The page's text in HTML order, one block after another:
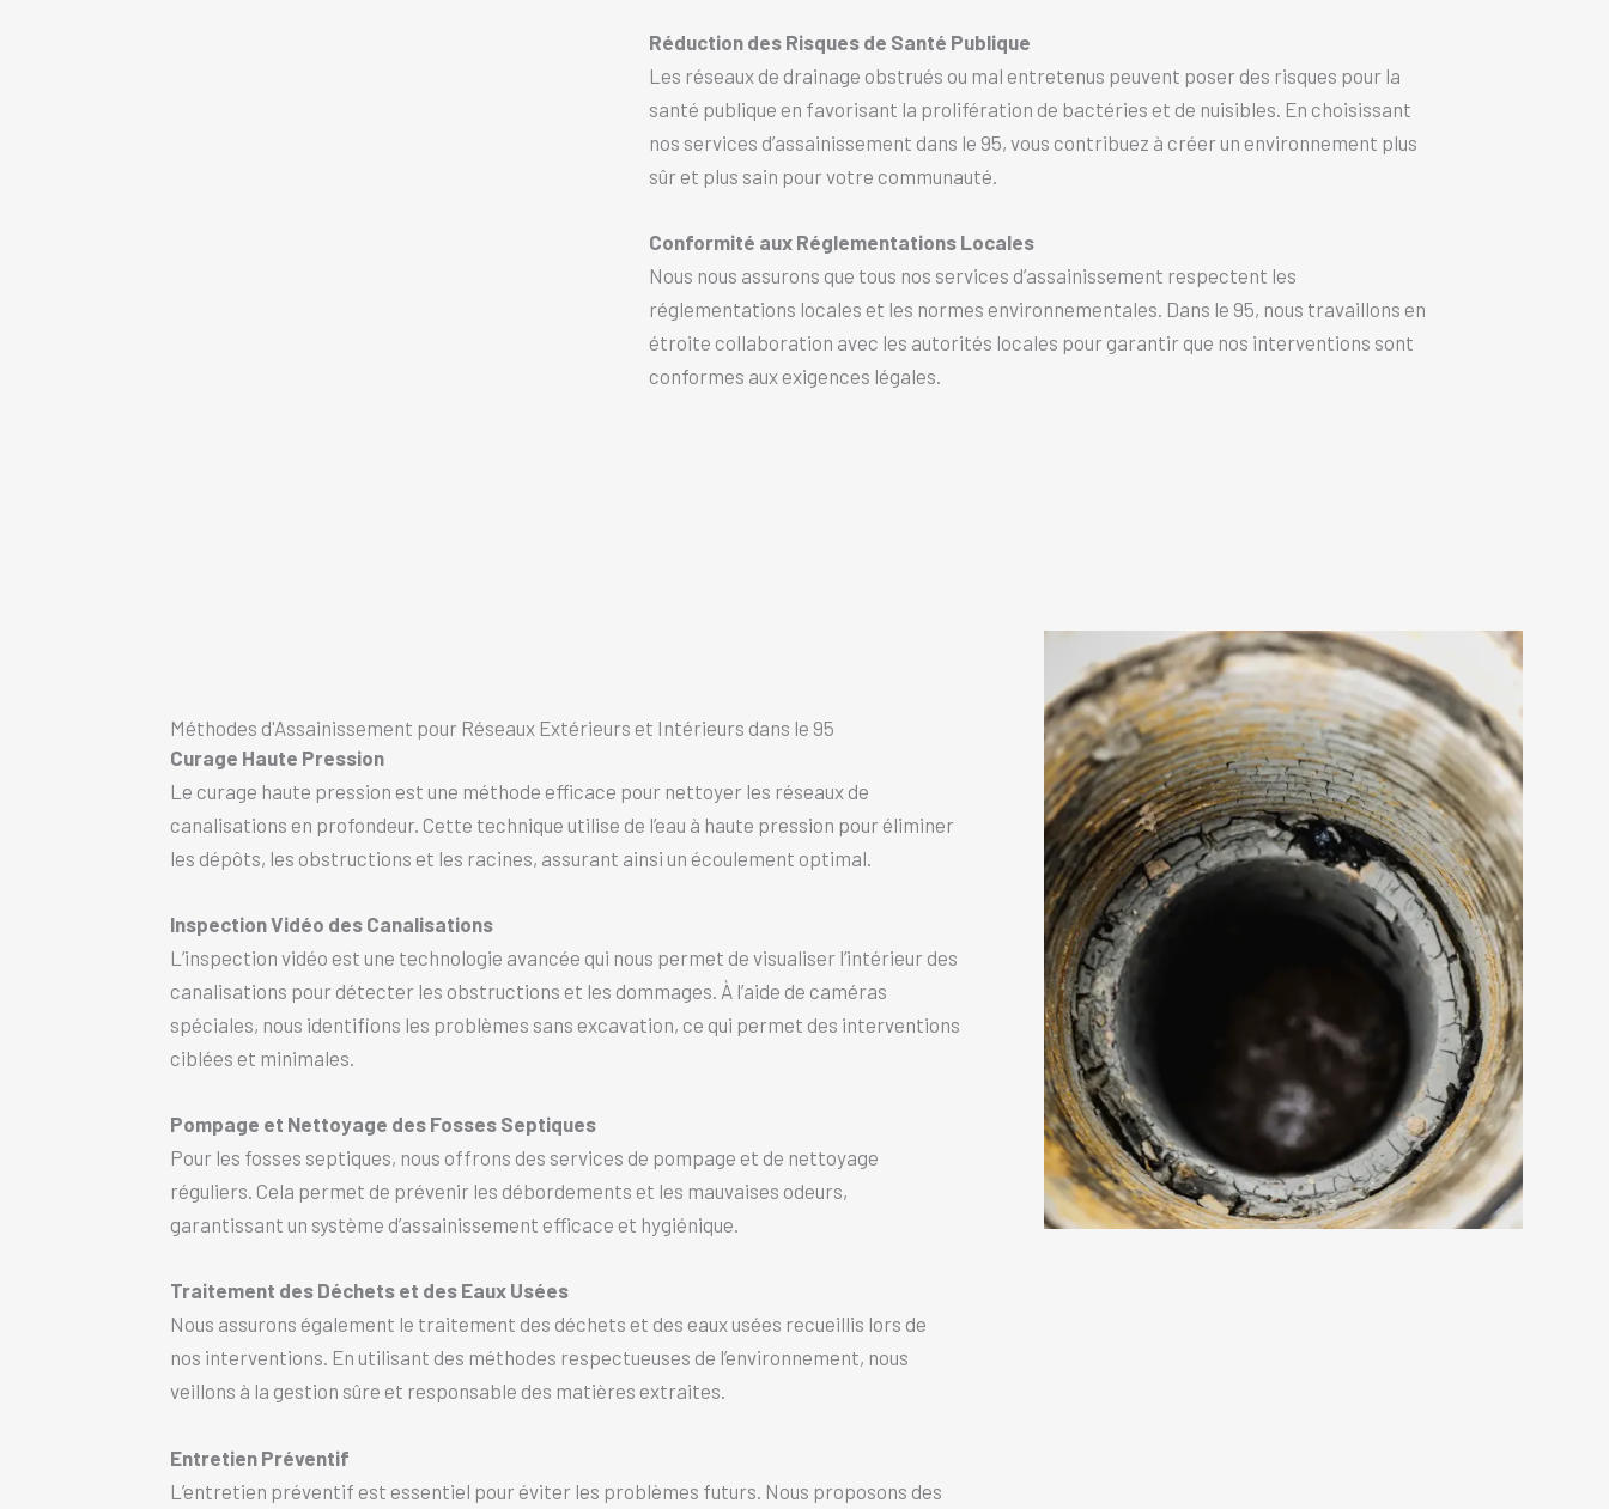
Réduction des Risques de Santé Publique
Les réseaux de drainage obstrués ou mal entretenus peuvent poser des risques pour la
santé publique en favorisant la prolifération de bactéries et de nuisibles. En choisissant
nos services d’assainissement dans le 95, vous contribuez à créer un environnement plus
sûr et plus sain pour votre communauté.
Conformité aux Réglementations Locales
Nous nous assurons que tous nos services d’assainissement respectent les
réglementations locales et les normes environnementales. Dans le 95, nous travaillons en
étroite collaboration avec les autorités locales pour garantir que nos interventions sont
conformes aux exigences légales.
Méthodes d'Assainissement pour Réseaux Extérieurs et Intérieurs dans le 95
Curage Haute Pression
Le curage haute pression est une méthode efficace pour nettoyer les réseaux de
canalisations en profondeur. Cette technique utilise de l’eau à haute pression pour éliminer
les dépôts, les obstructions et les racines, assurant ainsi un écoulement optimal.
Inspection Vidéo des Canalisations
L’inspection vidéo est une technologie avancée qui nous permet de visualiser l’intérieur des
canalisations pour détecter les obstructions et les dommages. À l’aide de caméras
spéciales, nous identifions les problèmes sans excavation, ce qui permet des interventions
ciblées et minimales.
Pompage et Nettoyage des Fosses Septiques
Pour les fosses septiques, nous offrons des services de pompage et de nettoyage
réguliers. Cela permet de prévenir les débordements et les mauvaises odeurs,
garantissant un système d’assainissement efficace et hygiénique.
Traitement des Déchets et des Eaux Usées
Nous assurons également le traitement des déchets et des eaux usées recueillis lors de
nos interventions. En utilisant des méthodes respectueuses de l’environnement, nous
veillons à la gestion sûre et responsable des matières extraites.
Entretien Préventif
L’entretien préventif est essentiel pour éviter les problèmes futurs. Nous proposons des